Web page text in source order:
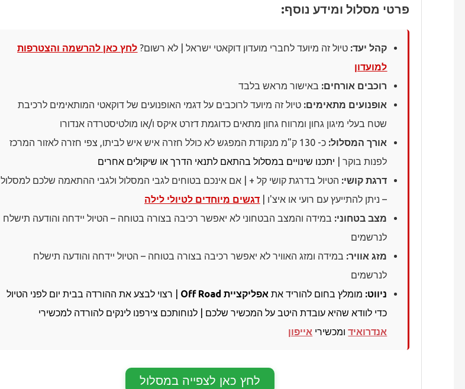
פרטי מסלול ומידע נוסף:
קהל יעד: טיול זה מיועד לחברי מועדון דוקאטי ישראל | לא רשום? לחץ כאן להרשמה והצטרפות
למועדון
רוכבים אורחים: באישור מראש בלבד
אופנועים מתאימים: טיול זה מיועד לרוכבים על דגמי האופנועים של דוקאטי המותאימים לרכיבת
שטח בעלי מיגון גחון ומרווח גחון מתאים כדוגמת דזרט איקס ו/או מולטיסטרדה אנדורו
אורך המסלול:
כ- 130 ק"מ מנקודת המפגש לא כולל חזרה איש איש לביתו, צפי חזרה לאזור המרכז
לפנות בוקר | יתכנו שינויים במסלול בהתאם לתנאי הדרך או שיקולים אחרים
דרגת קושי: הטיול בדרגת קושי קל + | אם אינכם בטוחים לגבי המסלול ולגבי ההתאמה שלכם למסלול
– ניתן להתייעץ עם רועי או איצ'ו | דגשים מיוחדים לטיולי לילה
מצב בטחוני: במידה והמצב הבטחוני לא יאפשר רכיבה בצורה בטוחה – הטיול יידחה והודעה תישלח
לנרשמים
מזג אוויר: במידה ומזג האוויר לא יאפשר רכיבה בצורה בטוחה – הטיול יידחה והודעה תישלח
לנרשמים
ניווט: מומלץ בחום להוריד את אפליקציית Off Road
| רצוי לבצע את ההורדה בבית יום לפני הטיול
כדי לוודא שהיא עובדת היטב על המכשיר שלכם | לנוחותכם צירפנו לינקים להורדה למכשירי
אנדרואיד ומכשירי אייפון
לחץ כאן לצפייה במסלול